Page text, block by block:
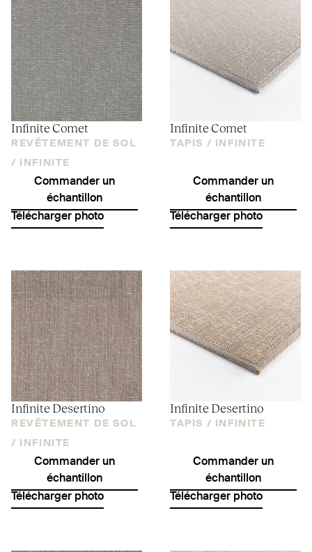
Infinite Comet
REVÊTEMENT DE SOL
/
INFINITE
Commander un
échantillon
Télécharger photo
Infinite Comet
TAPIS / INFINITE
Commander un
échantillon
Télécharger photo
Infinite Desertino
REVÊTEMENT DE SOL
/
INFINITE
Commander un
échantillon
Télécharger photo
Infinite Desertino
TAPIS / INFINITE
Commander un
échantillon
Télécharger photo